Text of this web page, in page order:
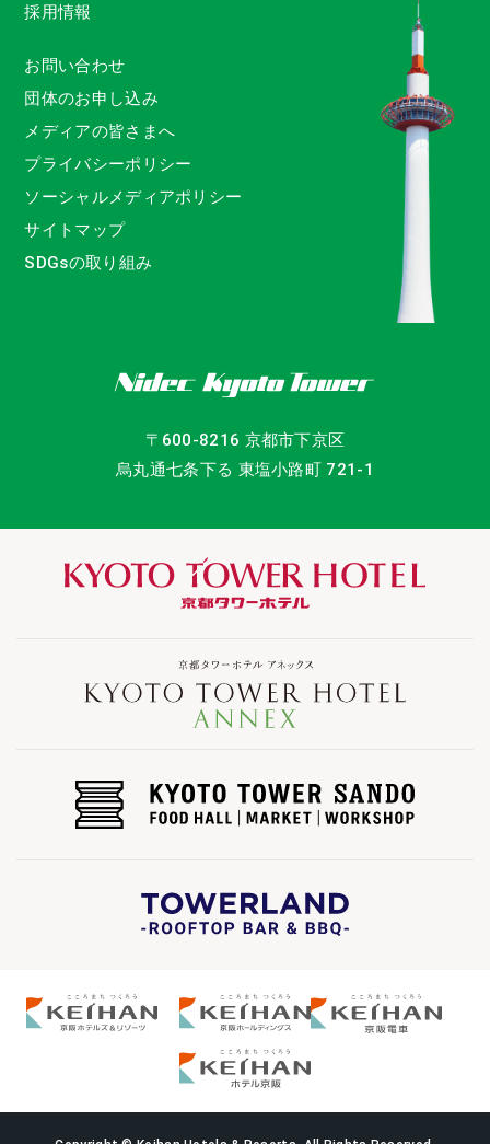
採用情報
お問い合わせ
団体のお申し込み
メディアの皆さまへ
プライバシーポリシー
ソーシャルメディアポリシー
サイトマップ
SDGsの取り組み
〒600-8216 京都市下京区
烏丸通七条下る 東塩小路町 721-1